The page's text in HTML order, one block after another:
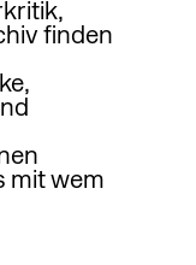
finden
mit wem